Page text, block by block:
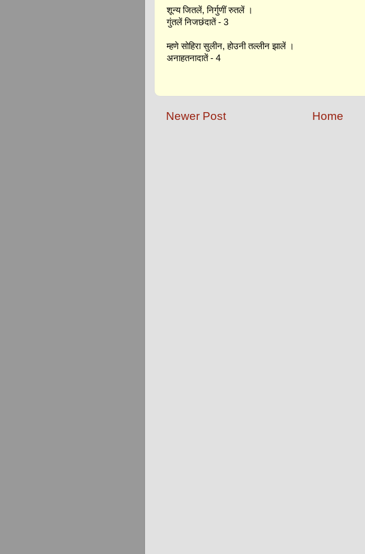
शून्य जितलें, निर्गुणीं रुतलें ।
गुंतलें निजछंदातें - 3
म्हणे सोहिरा सुलीन, होउनी तल्लीन झालें ।
अनाहतनादातें - 4
Newer Post Home